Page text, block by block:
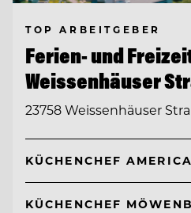
TOP ARBEITGEBER
Ferien- und
Weissenhäuser
23758 Weissenhäuser
KÜCHENCHEF
KÜCHENCHEF